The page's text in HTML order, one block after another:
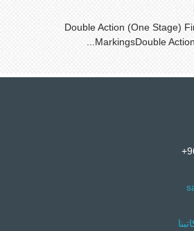
Double Action (One Stage)
MarkingsDouble